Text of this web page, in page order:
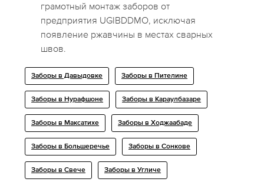
грамотный монтаж заборов от
предприятия UGIBDDMO, исключая
появление ржавчины в местах сварных
швов.
Заборы в Давыдовке Заборы в Пителине
Заборы в Нурафшоне Заборы в Караулбазаре
Заборы в Максатихе Заборы в Ходжаабаде
Заборы в Большеречье Заборы в Сонкове
Заборы в Свече Заборы в Угличе